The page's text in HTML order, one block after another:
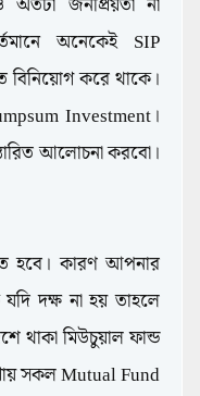
অনেকেই SIP
করে থাকে।
Investment।
আলোচনা করবো।
হবে। কারণ আপনার
দক্ষ না হয় তাহলে
থাকা মিউচুয়াল ফান্ড
সকল Mutual Fund